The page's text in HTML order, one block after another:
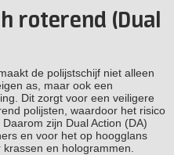
roterend (Dual
de polijstschijf niet alleen
as, maar ook een
Dit zorgt voor een veiligere
polijsten, waardoor het risico
zijn Dual Action (DA)
en voor het op hoogglans
en hologrammen.